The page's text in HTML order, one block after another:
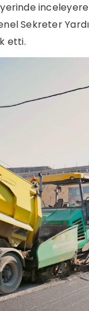
Sekreter
etti.